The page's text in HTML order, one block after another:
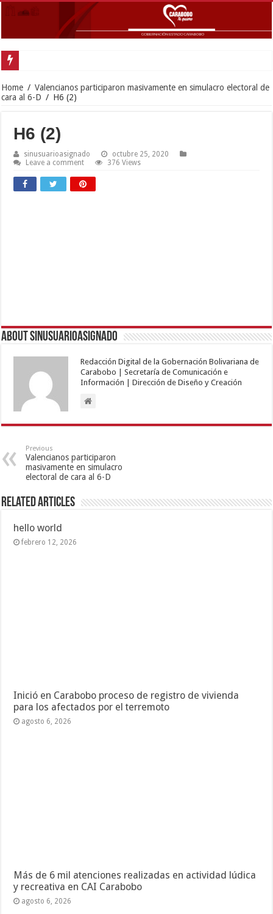
Home / Valencianos participaron masivamente en simulacro electoral de
cara al 6-D / H6 (2)
H6 (2)
sinusuarioasignado
octubre 25, 2020
Leave a comment
376 Views
About sinusuarioasignado
Redacción Digital de la Gobernación Bolivariana de
Carabobo | Secretaría de Comunicación e
Información | Dirección de Diseño y Creación
Previous
Valencianos participaron
masivamente en simulacro
electoral de cara al 6-D
Related Articles
hello world
febrero 12, 2026
Inició en Carabobo proceso de registro de vivienda
para los afectados por el terremoto
agosto 6, 2026
Más de 6 mil atenciones realizadas en actividad lúdica
y recreativa en CAI Carabobo
agosto 6, 2026